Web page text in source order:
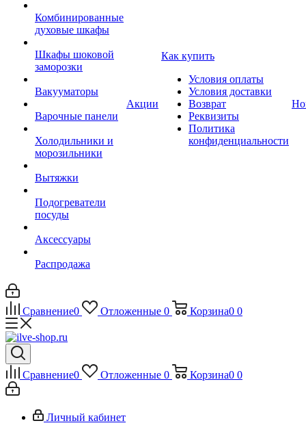
Комбинированные
духовые шкафы
Шкафы шоковой
заморозки
Вакууматоры
Варочные панели
Холодильники и
морозильники
Вытяжки
Подогреватели
посуды
Аксессуары
Распродажа
Акции
Как купить
Условия оплаты
Условия доставки
Возврат
Реквизиты
Политика
конфиденциальности
Сравнение0 Отложенные 0 Корзина0 0
Сравнение0 Отложенные 0 Корзина0 0
Личный кабинет